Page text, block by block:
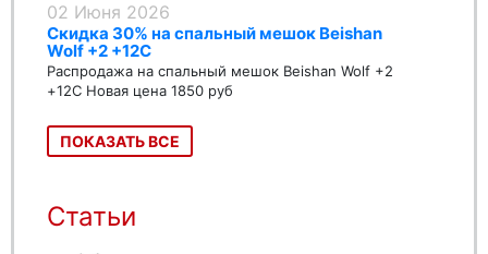
02 Июня 2026
Скидка 30% на спальный мешок Beishan
Wolf +2 +12C
Распродажа на спальный мешок Beishan Wolf +2
+12C Новая цена 1850 руб
ПОКАЗАТЬ ВСЕ
Статьи